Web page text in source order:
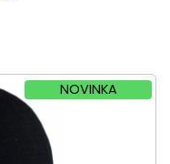
NOVINKA